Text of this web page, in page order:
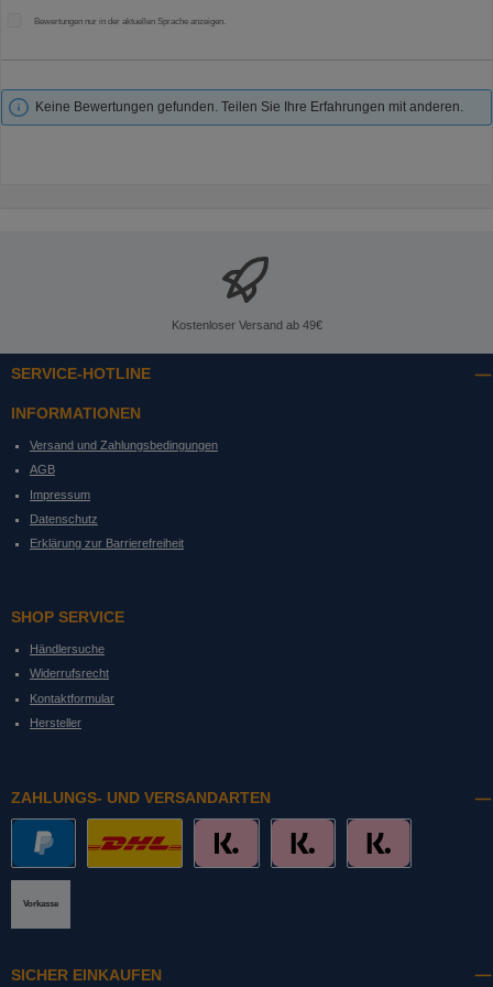
Bewertungen nur in der aktuellen Sprache anzeigen.
Keine Bewertungen gefunden. Teilen Sie Ihre Erfahrungen mit anderen.
Kostenloser Versand ab 49€
SERVICE-HOTLINE
INFORMATIONEN
Versand und Zahlungsbedingungen
AGB
Impressum
Datenschutz
Erklärung zur Barrierefreiheit
SHOP SERVICE
Händlersuche
Widerrufsrecht
Kontaktformular
Hersteller
ZAHLUNGS- UND VERSANDARTEN
Vorkasse
SICHER EINKAUFEN